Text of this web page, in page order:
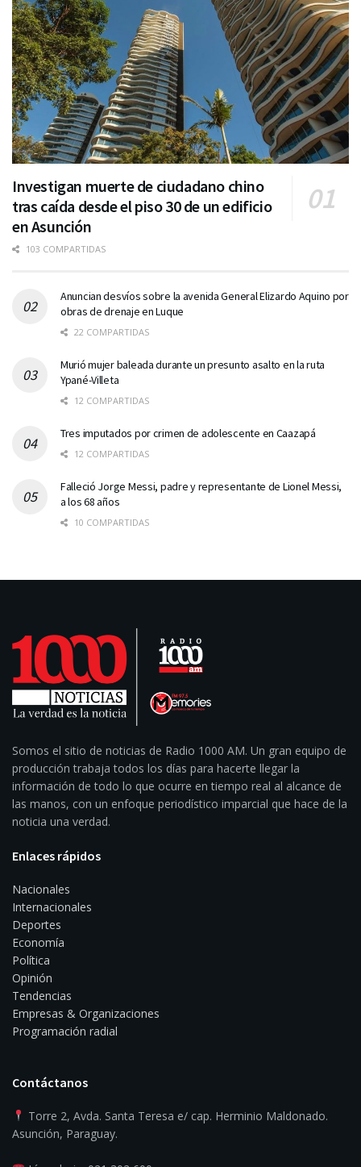
Investigan muerte de ciudadano chino
tras caída desde el piso 30 de un edificio
en Asunción
103 COMPARTIDAS
Anuncian desvíos sobre la avenida General Elizardo Aquino por
obras de drenaje en Luque
22 COMPARTIDAS
Murió mujer baleada durante un presunto asalto en la ruta
Ypané-Villeta
12 COMPARTIDAS
Tres imputados por crimen de adolescente en Caazapá
12 COMPARTIDAS
Falleció Jorge Messi, padre y representante de Lionel Messi,
a los 68 años
10 COMPARTIDAS
Somos el sitio de noticias de Radio 1000 AM. Un gran equipo de
producción trabaja todos los días para hacerte llegar la
información de todo lo que ocurre en tiempo real al alcance de
las manos, con un enfoque periodístico imparcial que hace de la
noticia una verdad.
Enlaces rápidos
Nacionales
Internacionales
Deportes
Economía
Política
Opinión
Tendencias
Empresas & Organizaciones
Programación radial
Contáctanos
Torre 2, Avda. Santa Teresa e/ cap. Herminio Maldonado.
Asunción, Paraguay.